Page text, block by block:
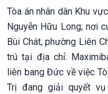
Tòa án nhân dân Khu
Nguyễn Hữu Long; nơi
Bùi Chát, phường Liên
trú tại địa chỉ:
liên bang Đức về việc
Trị đang giải quyết vụ